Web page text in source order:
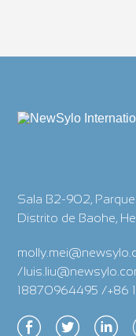
Sala B2-902,
Distrito de Baohe,
/
18870964495 /+86